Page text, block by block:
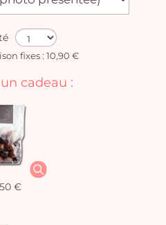
fixes : 10,90 €
cadeau :
€